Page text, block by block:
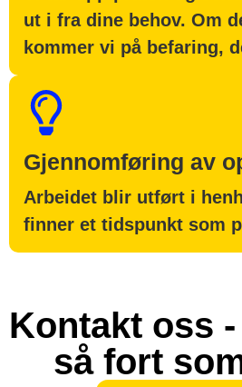
ut i fra dine behov. Om
kommer vi på befaring,
Gjennomføring av
Arbeidet blir utført i
finner et tidspunkt som
Kontakt oss
så fort